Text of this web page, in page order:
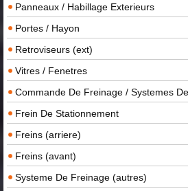
Panneaux / Habillage Exterieurs
Portes / Hayon
Retroviseurs (ext)
Vitres / Fenetres
Commande De Freinage / Systemes
Frein De Stationnement
Freins (arriere)
Freins (avant)
Systeme De Freinage (autres)